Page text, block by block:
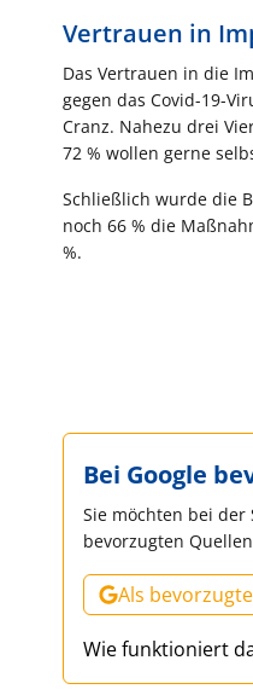
Vertrauen in
Das Vertrauen in die
gegen das Covid-19-
Cranz. Nahezu drei
72 % wollen gerne
Schließlich wurde die
noch 66 % die
%.
Bei Google
Sie möchten bei der
bevorzugten
Als
Wie funktioniert